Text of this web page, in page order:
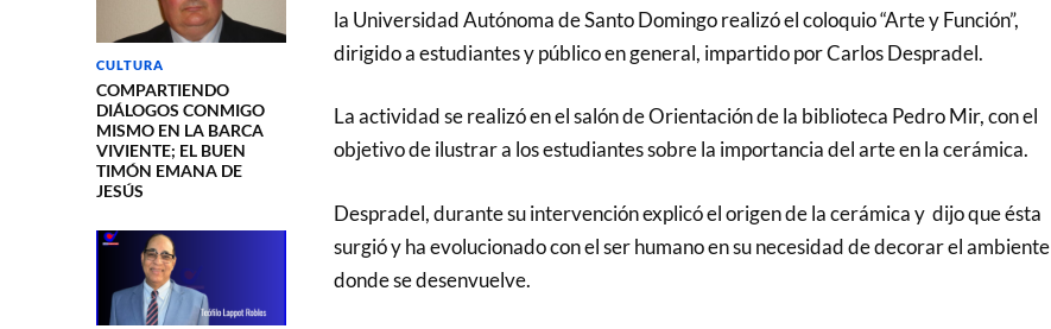
CULTURA
COMPARTIENDO
DIÁLOGOS CONMIGO
MISMO EN LA BARCA
VIVIENTE; EL BUEN
TIMÓN EMANA DE
JESÚS
la Universidad Autónoma de Santo Domingo realizó el coloquio “Arte y Función”,
dirigido a estudiantes y público en general, impartido por Carlos Despradel.
La actividad se realizó en el salón de Orientación de la biblioteca Pedro Mir, con el
objetivo de ilustrar a los estudiantes sobre la importancia del arte en la cerámica.
Despradel, durante su intervención explicó el origen de la cerámica y dijo que ésta
surgió y ha evolucionado con el ser humano en su necesidad de decorar el ambiente
donde se desenvuelve.